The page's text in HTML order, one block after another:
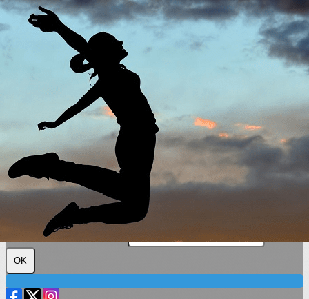
Exporter les lignes sélectionnées
Exporter toutes les colonnes
Exporter uniquement les colonnes affichées
Images de la page d'accueil
Cliquez pour éditer
Texte, bouton et/ou inscription à la newsletter
Cliquez pour éditer
Plus loin ensemble
Je m'abonne à la newsletter
OK